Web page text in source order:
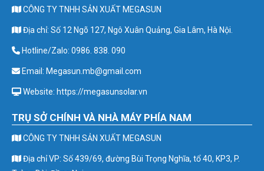
CÔNG TY TNHH SẢN XUẤT MEGASUN
Địa chỉ: Số 12 Ngõ 127, Ngô Xuân Quảng, Gia Lâm, Hà Nội.
Hotline/Zalo: 0986. 838. 090
Email: Megasun.mb@gmail.com
Website: https://megasunsolar.vn
TRỤ SỞ CHÍNH VÀ NHÀ MÁY PHÍA NAM
CÔNG TY TNHH SẢN XUẤT MEGASUN
Địa chỉ VP: Số 439/69, đường Bùi Trọng Nghĩa, tổ 40, KP3, P.